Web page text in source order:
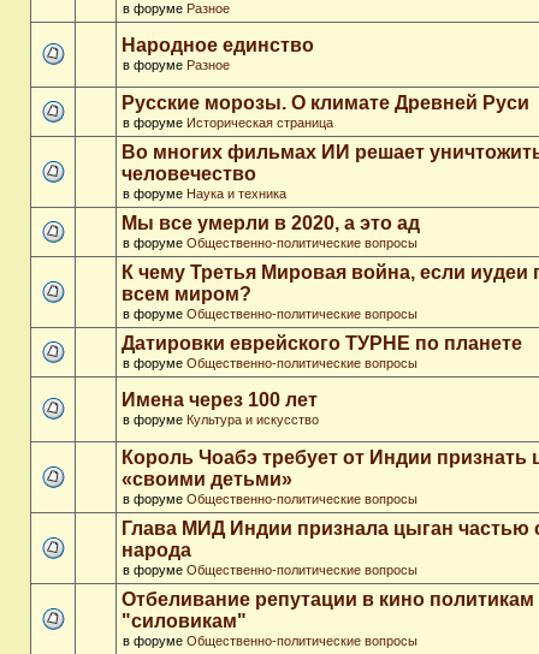
в форуме Разное
Народное единство
в форуме Разное
Русские морозы. О климате Древней Руси
в форуме Историческая страница
Во многих фильмах ИИ решает
человечество
в форуме Наука и техника
Мы все умерли в 2020, а это ад
в форуме Общественно-политические вопросы
К чему Третья Мировая война, если иудеи
всем миром?
в форуме Общественно-политические вопросы
Датировки еврейского ТУРНЕ по планете
в форуме Общественно-политические вопросы
Имена через 100 лет
в форуме Культура и искусство
Король Чоабэ требует от Индии признать
«своими детьми»
в форуме Общественно-политические вопросы
Глава МИД Индии признала цыган частью
народа
в форуме Общественно-политические вопросы
Отбеливание репутации в кино политикам
"силовикам"
в форуме Общественно-политические вопросы